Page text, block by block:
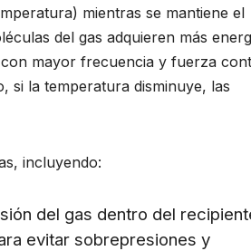
mientras se mantiene el
del gas adquieren más
mayor frecuencia y fuerza
si la temperatura disminuye, las
incluyendo:
del gas dentro del
evitar sobrepresiones y